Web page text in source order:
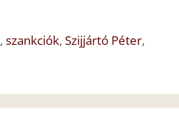
,szankciók,Szijjártó Péter,